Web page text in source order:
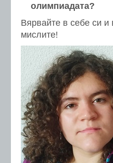
олимпиадата?
Вярвайте в себе си и
мислите!